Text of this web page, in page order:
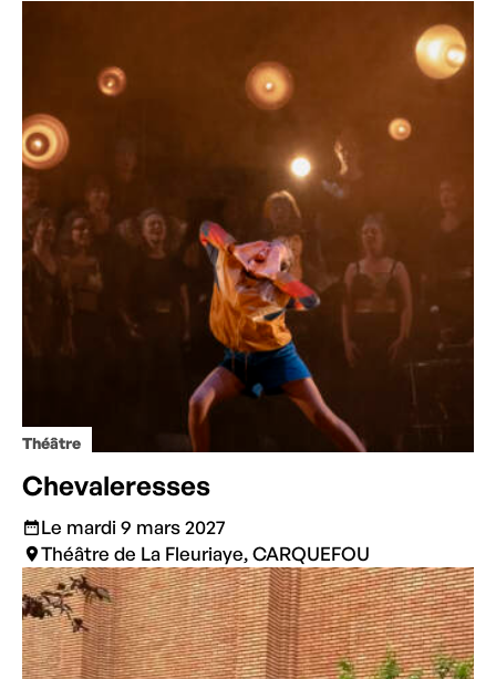
Théâtre
Chevaleresses
Le mardi 9 mars 2027
Théâtre de La Fleuriaye, CARQUEFOU